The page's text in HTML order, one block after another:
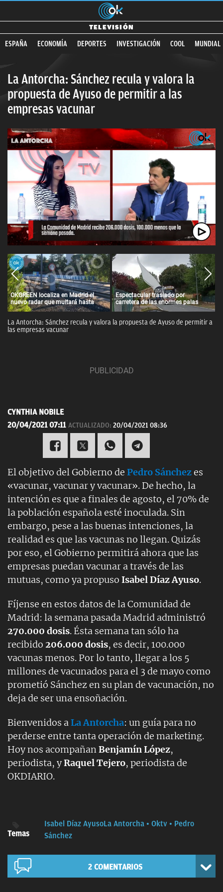
Guardar recuerdos de la INFANCIA
TELEVISIÓN
ESPAÑA ECONOMÍA DEPORTES INVESTIGACIÓN COOL MUNDIAL
La Antorcha: Sánchez recula y valora la
propuesta de Ayuso de permitir a las
empresas vacunar
OKGREEN localiza en Madrid el
nuevo radar que multará hasta
con 3.000 euros a los coches más
Espectacular traslado por
carretera de las enormes palas
para un parque eólico de Iberdrola
La Antorcha: Sánchez recula y valora la propuesta de Ayuso de permitir a
las empresas vacunar
CYNTHIA NOBILE
20/04/2021 07:11 ACTUALIZADO: 20/04/2021 08:36
El objetivo del Gobierno de Pedro Sánchezes
«vacunar, vacunar y vacunar». De hecho, la
intención es que a finales de agosto, el 70% de
la población española esté inoculada. Sin
embargo, pese a las buenas intenciones, la
realidad es que las vacunas no llegan. Quizás
por eso, el Gobierno permitirá ahora que las
empresas puedan vacunar a través de las
mutuas, como ya propuso Isabel Díaz Ayuso.
Fíjense en estos datos de la Comunidad de
Madrid: la semana pasada Madrid administró
270.000 dosis. Ésta semana tan sólo ha
recibido 206.000 dosis, es decir, 100.000
vacunas menos. Por lo tanto, llegar a los 5
millones de vacunados para el 3 de mayo como
prometió Sánchez en su plan de vacunación, no
deja de ser una ensoñación.
Bienvenidos aLa Antorcha: un guía para no
perderse entre tanta operación de marketing.
Hoy nos acompañanBenjamín López,
periodista, yRaquel Tejero, periodista de
OKDIARIO.
Temas
Isabel Díaz AyusoLa Antorcha Oktv
Pedro
Sánchez
2 COMENTARIOS